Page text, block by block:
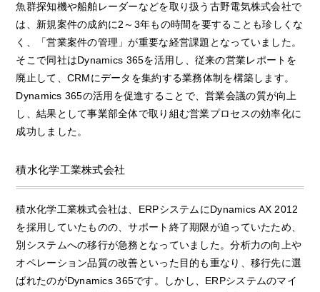
魚群探知機や船舶レーダーなどを取り扱う古野電気株式会社で
は、新規案件の成約に2～3年もの時間を要することも珍しくな
く、「営業案件の管理」が重要な経営課題となっていました。
そこで同社はDynamics 365を活用し、従来の営業レポートを
廃止して、CRMにデータを集約する業務体制を構築します。
Dynamics 365の活用を促進することで、営業会議の質が向上
し、結果として事業部全体で取り組む営業プロセスの効率化に
成功しました。
積水化学工業株式会社
積水化学工業株式会社は、ERPシステムにDynamics AX 2012
を採用していたものの、サポート終了期限が迫っていたため、
別システムへの移行が急務となっていました。分析力の向上や
オペレーション品質の改善といった目的も重なり、移行先に選
ばれたのがDynamics 365です。しかし、ERPシステムのマイ